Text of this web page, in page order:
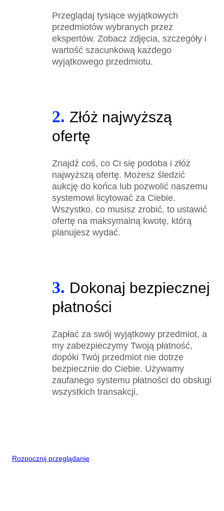
Przeglądaj tysiące wyjątkowych
przedmiotów wybranych przez
ekspertów. Zobacz zdjęcia, szczegóły i
wartość szacunkową każdego
wyjątkowego przedmiotu.
2. Złóż najwyższą
ofertę
Znajdź coś, co Ci się podoba i złóż
najwyższą ofertę. Możesz śledzić
aukcję do końca lub pozwolić naszemu
systemowi licytować za Ciebie.
Wszystko, co musisz zrobić, to ustawić
ofertę na maksymalną kwotę, którą
planujesz wydać.
3. Dokonaj bezpiecznej
płatności
Zapłać za swój wyjątkowy przedmiot, a
my zabezpieczymy Twoją płatność,
dopóki Twój przedmiot nie dotrze
bezpiecznie do Ciebie. Używamy
zaufanego systemu płatności do obsługi
wszystkich transakcji.
Rozpocznij przeglądanie